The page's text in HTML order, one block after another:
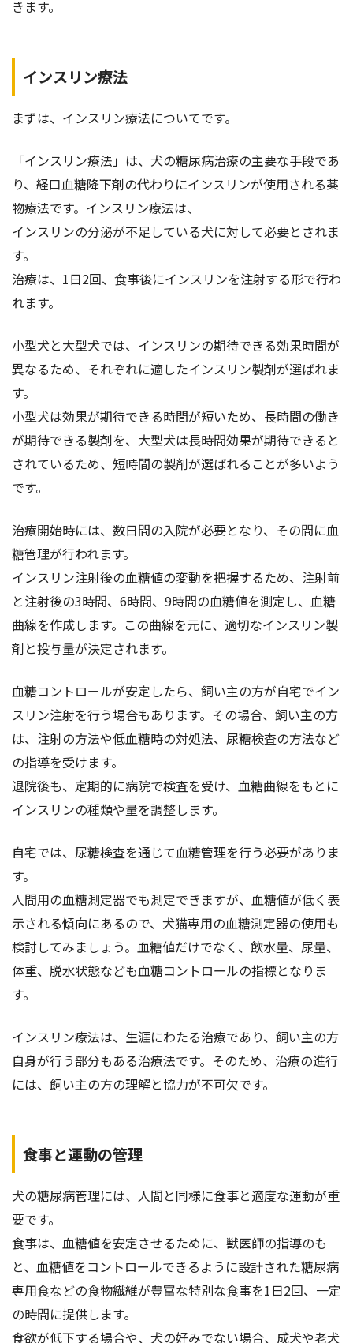
きます。
インスリン療法
まずは、インスリン療法についてです。
「インスリン療法」は、犬の糖尿病治療の主要な手段であ
り、経口血糖降下剤の代わりにインスリンが使用される薬
物療法です。インスリン療法は、
インスリンの分泌が不足している犬に対して必要とされま
す。
治療は、1日2回、食事後にインスリンを注射する形で行わ
れます。
小型犬と大型犬では、インスリンの期待できる効果時間が
異なるため、それぞれに適したインスリン製剤が選ばれま
す。
小型犬は効果が期待できる時間が短いため、長時間の働き
が期待できる製剤を、大型犬は長時間効果が期待できると
されているため、短時間の製剤が選ばれることが多いよう
です。
治療開始時には、数日間の入院が必要となり、その間に血
糖管理が行われます。
インスリン注射後の血糖値の変動を把握するため、注射前
と注射後の3時間、6時間、9時間の血糖値を測定し、血糖
曲線を作成します。この曲線を元に、適切なインスリン製
剤と投与量が決定されます。
血糖コントロールが安定したら、飼い主の方が自宅でイン
スリン注射を行う場合もあります。その場合、飼い主の方
は、注射の方法や低血糖時の対処法、尿糖検査の方法など
の指導を受けます。
退院後も、定期的に病院で検査を受け、血糖曲線をもとに
インスリンの種類や量を調整します。
自宅では、尿糖検査を通じて血糖管理を行う必要がありま
す。
人間用の血糖測定器でも測定できますが、血糖値が低く表
示される傾向にあるので、犬猫専用の血糖測定器の使用も
検討してみましょう。血糖値だけでなく、飲水量、尿量、
体重、脱水状態なども血糖コントロールの指標となりま
す。
インスリン療法は、生涯にわたる治療であり、飼い主の方
自身が行う部分もある治療法です。そのため、治療の進行
には、飼い主の方の理解と協力が不可欠です。
食事と運動の管理
犬の糖尿病管理には、人間と同様に食事と適度な運動が重
要です。
食事は、血糖値を安定させるために、獣医師の指導のも
と、血糖値をコントロールできるように設計された糖尿病
専用食などの食物繊維が豊富な特別な食事を1日2回、一定
の時間に提供します。
食欲が低下する場合や、犬の好みでない場合、成犬や老犬